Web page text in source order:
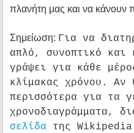
πλανήτη μας και να κάνουν
Σημείωση: Για να
απλό, συνοπτικό και
γράψει για κάθε
κλίμακας χρόνου. Αν
περισσότερα για τα
χρονοδιαγράμματα,
σελίδα της